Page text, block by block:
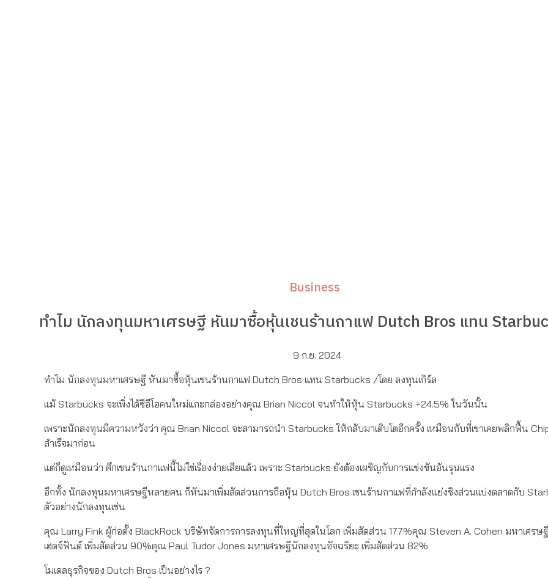
Business
ทำไม นักลงทุนมหาเศรษฐี หันมาซื้อหุ้นเชนร้านกาแฟ Dutch Bros แทน
9 ก.ย. 2024
ทำไม นักลงทุนมหาเศรษฐี หันมาซื้อหุ้นเชนร้านกาแฟ Dutch Bros แทน Starbucks /โดย ลงทุนเกิร์ล
แม้ Starbucks จะเพิ่งได้ซีอีโอคนใหม่แกะกล่องอย่างคุณ Brian Niccol จนทำให้หุ้น Starbucks +24.5% ในวันนั้น
เพราะนักลงทุนมีความหวังว่า คุณ Brian Niccol จะสามารถนำ Starbucks ให้กลับมาเติบโตอีกครั้ง เหมือนกับที่เขาเคยพลิกฟื้น
สำเร็จมาก่อน
แต่ก็ดูเหมือนว่า ศึกเชนร้านกาแฟนี้ไม่ใช่เรื่องง่ายเสียแล้ว เพราะ Starbucks ยังต้องเผชิญกับการแข่งขันอันรุนแรง
อีกทั้ง นักลงทุนมหาเศรษฐีหลายคน ก็หันมาเพิ่มสัดส่วนการถือหุ้น Dutch Bros เชนร้านกาแฟที่กำลังแย่งชิงส่วนแบ่งตลาดกับ
ตัวอย่างนักลงทุนเช่น
คุณ Larry Fink ผู้ก่อตั้ง BlackRock บริษัทจัดการการลงทุนที่ใหญ่ที่สุดในโลก เพิ่มสัดส่วน 177%คุณ Steven A. Cohen มหาเศรษ
เฮดจ์ฟันด์ เพิ่มสัดส่วน 90%คุณ Paul Tudor Jones มหาเศรษฐีนักลงทุนอัจฉริยะ เพิ่มสัดส่วน 82%
โมเดลธุรกิจของ Dutch Bros เป็นอย่างไร ?